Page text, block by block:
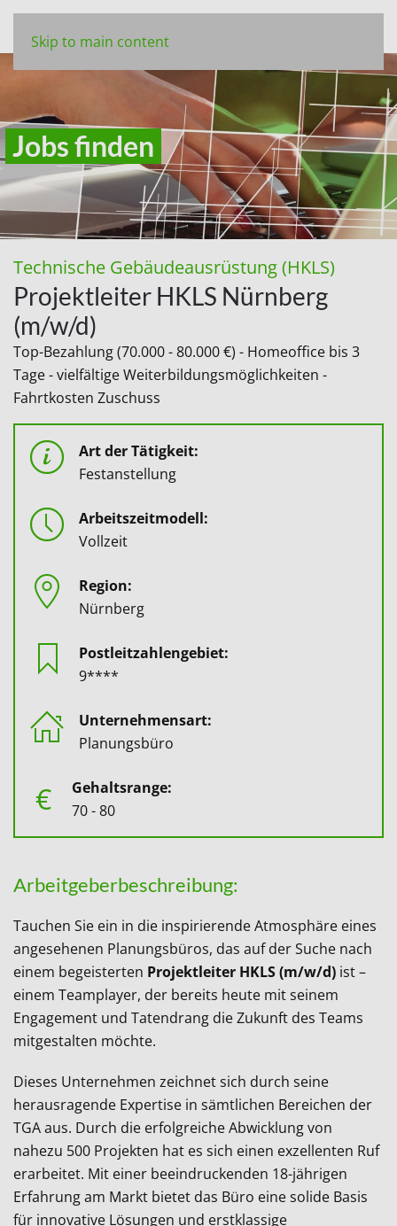
Skip to main content
Jobs finden
Technische Gebäudeausrüstung (HKLS)
Projektleiter HKLS Nürnberg
(m/w/d)
Top-Bezahlung (70.000 - 80.000 €) - Homeoffice bis 3
Tage - vielfältige Weiterbildungsmöglichkeiten -
Fahrtkosten Zuschuss
Art der Tätigkeit:
Festanstellung
Arbeitszeitmodell:
Vollzeit
Region:
Nürnberg
Postleitzahlengebiet:
9****
Unternehmensart:
Planungsbüro
€
Gehaltsrange:
70 - 80
Arbeitgeberbeschreibung:
Tauchen Sie ein in die inspirierende Atmosphäre eines
angesehenen Planungsbüros, das auf der Suche nach
einem begeisterten Projektleiter HKLS (m/w/d) ist –
einem Teamplayer, der bereits heute mit seinem
Engagement und Tatendrang die Zukunft des Teams
mitgestalten möchte.
Dieses Unternehmen zeichnet sich durch seine
herausragende Expertise in sämtlichen Bereichen der
TGA aus. Durch die erfolgreiche Abwicklung von
nahezu 500 Projekten hat es sich einen exzellenten Ruf
erarbeitet. Mit einer beeindruckenden 18-jährigen
Erfahrung am Markt bietet das Büro eine solide Basis
für innovative Lösungen und erstklassige